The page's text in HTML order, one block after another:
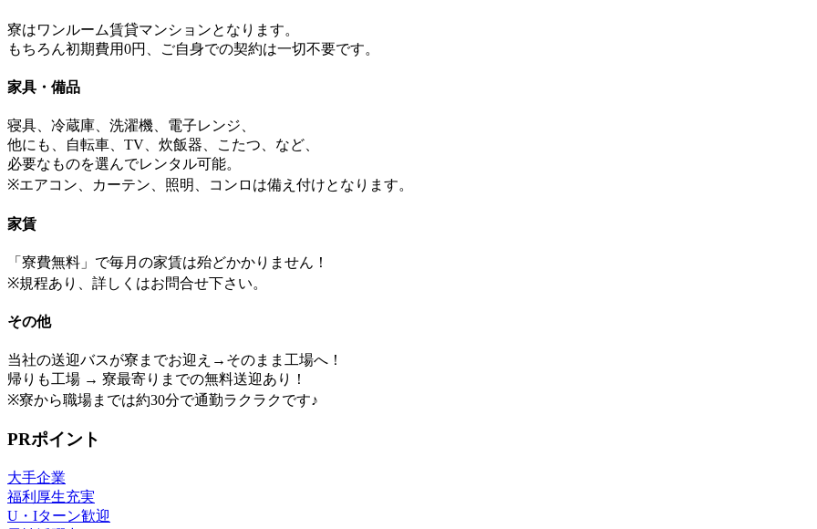
寮はワンルーム賃貸マンションとなります。
もちろん初期費用0円、ご自身での契約は一切不要です。
家具・備品
寝具、冷蔵庫、洗濯機、電子レンジ、
他にも、自転車、TV、炊飯器、こたつ、など、
必要なものを選んでレンタル可能。
※エアコン、カーテン、照明、コンロは備え付けとなります。
家賃
「寮費無料」で毎月の家賃は殆どかかりません！
※規程あり、詳しくはお問合せ下さい。
その他
当社の送迎バスが寮までお迎え→そのまま工場へ！
帰りも工場 → 寮最寄りまでの無料送迎あり！
※寮から職場までは約30分で通勤ラクラクです♪
PRポイント
大手企業
福利厚生充実
U・Iターン歓迎